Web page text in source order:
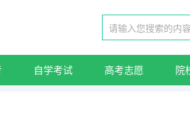
自学考试 高考志愿 院